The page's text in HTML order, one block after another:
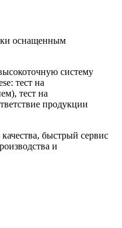
оснащенным
систему
тест на
тест на
продукции
быстрый сервис
и